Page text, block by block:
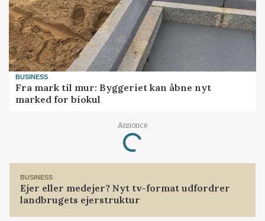
BUSINESS
Fra mark til mur: Byggeriet kan åbne nyt
marked for biokul
Annonce
Loading...
BUSINESS
Ejer eller medejer? Nyt tv-format udfordrer
landbrugets ejerstruktur